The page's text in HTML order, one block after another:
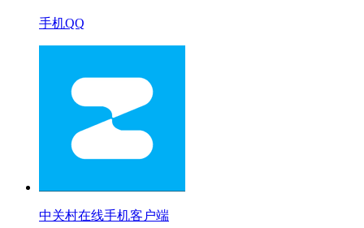
手机QQ
中关村在线手机客户端